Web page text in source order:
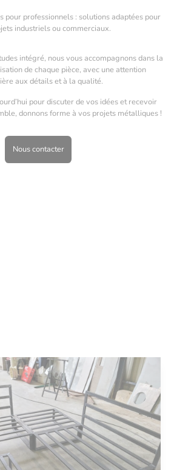
pour professionnels : solutions adaptées pour
industriels ou commerciaux.
intégré, nous vous accompagnons dans la
de chaque pièce, avec une attention
aux détails et à la qualité.
pour discuter de vos idées et recevoir
donnons forme à vos projets métalliques !
Nous contacter